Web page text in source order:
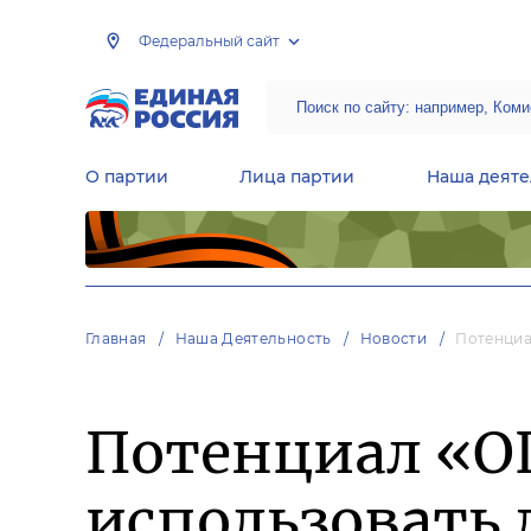
Федеральный сайт
О партии Лица партии Наша
Главная Наша Деятельность Новости
Потенциал